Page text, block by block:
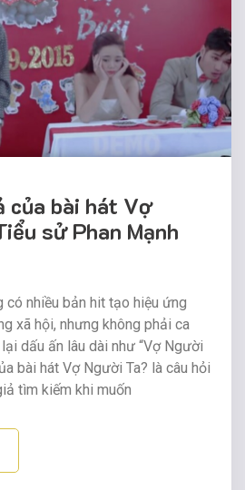
của bài hát Vợ
sử Phan Mạnh
có nhiều bản hit tạo hiệu ứng
xã hội, nhưng không phải ca
dấu ấn lâu dài như “Vợ Người
bài hát Vợ Người Ta? là câu hỏi
tìm kiếm khi muốn